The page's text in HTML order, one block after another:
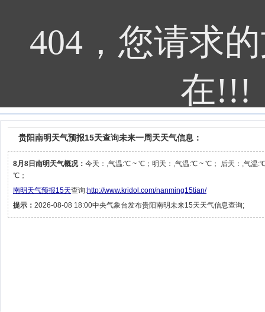
贵阳南明天气预报15天查询未来一周天天气信息：
8月8日南明天气概况： 今天：,气温:℃ ~ ℃；明天：,气温:℃ ~ ℃； 后天：,气温
℃；
南明天气预报15天查询:http://www.kridol.com/nanming15tian/
提示： 2026-08-08 18:00中央气象台发布贵阳南明未来15天天气信息查询;